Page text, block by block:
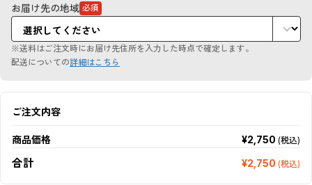
お届け先の地域 必須
（必
須
項
目）
※送料はご注文時にお届け先住所を入力した時点で確定します。
配送についての詳細はこちら
ご注文内容
商品価格 ¥2,750 (税込)
合計 ¥2,750 (税込)